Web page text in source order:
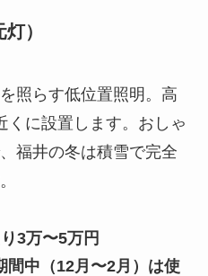
）
照らす低位置照明。高
くに設置します。おしゃ
福井の冬は積雪で完全
3万〜5万円
間中（12月〜2月）は使